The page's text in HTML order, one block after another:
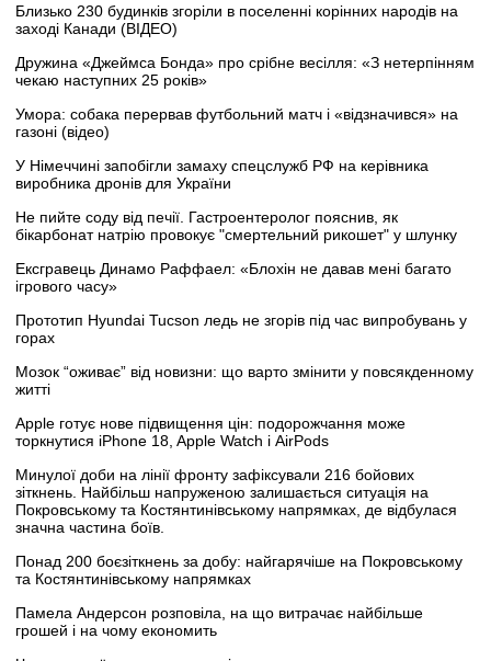
Близько 230 будинків згоріли в поселенні корінних народів на
заході Канади (ВІДЕО)
Дружина «Джеймса Бонда» про срібне весілля: «З нетерпінням
чекаю наступних 25 років»
Умора: собака перервав футбольний матч і «відзначився» на
газоні (відео)
У Німеччині запобігли замаху спецслужб РФ на керівника
виробника дронів для України
Не пийте соду від печії. Гастроентеролог пояснив, як
бікарбонат натрію провокує "смертельний рикошет" у шлунку
Ексгравець Динамо Раффаел: «Блохін не давав мені багато
ігрового часу»
Прототип Hyundai Tucson ледь не згорів під час випробувань у
горах
Мозок “оживає” від новизни: що варто змінити у повсякденному
житті
Apple готує нове підвищення цін: подорожчання може
торкнутися iPhone 18, Apple Watch і AirPods
Минулої доби на лінії фронту зафіксували 216 бойових
зіткнень. Найбільш напруженою залишається ситуація на
Покровському та Костянтинівському напрямках, де відбулася
значна частина боїв.
Понад 200 боєзіткнень за добу: найгарячіше на Покровському
та Костянтинівському напрямках
Памела Андерсон розповіла, на що витрачає найбільше
грошей і на чому економить